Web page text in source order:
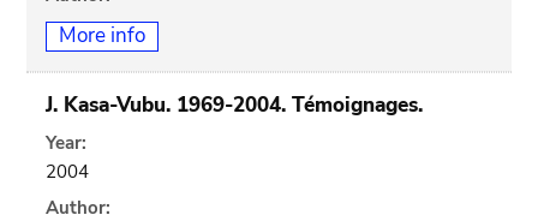
More info
J. Kasa-Vubu. 1969-2004. Témoignages.
Year:
2004
Author: